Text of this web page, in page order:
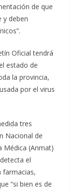
de que
y deben
Oficial tendrá
estado de
la provincia,
por el virus
tres
Nacional de
Médica (Anmat)
el
farmacias,
“si bien es de